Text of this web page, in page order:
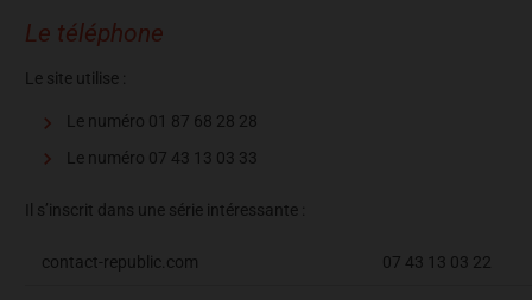
Le téléphone
Le site utilise :
Le numéro 01 87 68 28 28
Le numéro 07 43 13 03 33
Il s’inscrit dans une série intéressante :
contact-republic.com 07 43 13 03 22